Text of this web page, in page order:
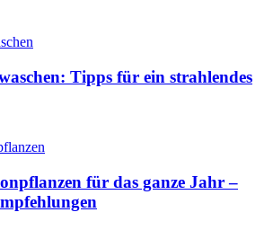
Tipps für ein strahlendes
für das ganze Jahr –